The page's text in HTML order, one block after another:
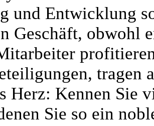
und Entwicklung
Geschäft, obwohl
tragen
Herz: Kennen Sie
Sie so ein